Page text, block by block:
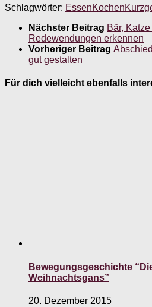
Schlagwörter: EssenKochen
Nächster Beitrag Bär,
Redewendungen erkennen
Vorheriger Beitrag
gut gestalten
Für dich vielleicht ebenfalls
Bewegungsgeschichte
Weihnachtsgans”
20. Dezember 2015